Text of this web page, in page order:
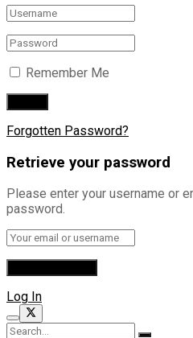
Remember Me
Forgotten Password?
Retrieve your password
Please enter your username or
password.
Log In